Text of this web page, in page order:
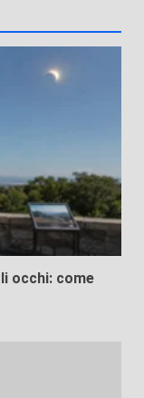
occhi: come